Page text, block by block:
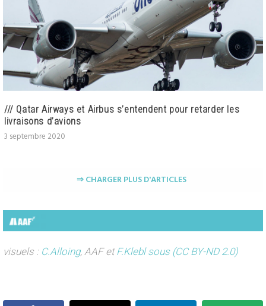
/// Qatar Airways et Airbus s’entendent pour retarder les
livraisons d’avions
3 septembre 2020
⇒ CHARGER PLUS D'ARTICLES
visuels : C.Alloing, AAF etF.Klebl sous (CC BY-ND 2.0)